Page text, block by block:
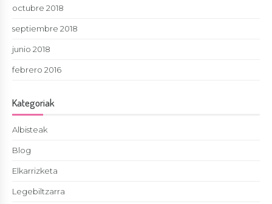
octubre 2018
septiembre 2018
junio 2018
febrero 2016
Kategoriak
Albisteak
Blog
Elkarrizketa
Legebiltzarra